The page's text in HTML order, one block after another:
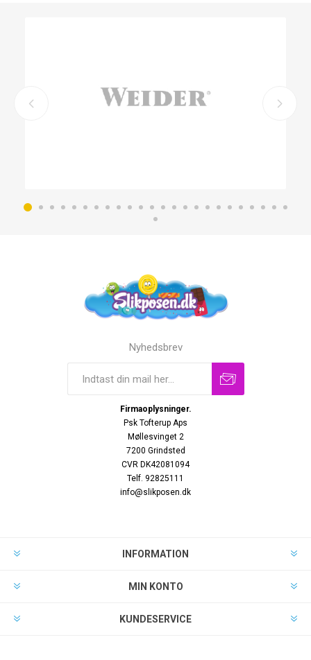
Nyhedsbrev
Firmaoplysninger.
Psk Tofterup Aps
Møllesvinget 2
7200 Grindsted
CVR DK42081094
Telf. 92825111
info@slikposen.dk
INFORMATION
MIN KONTO
KUNDESERVICE